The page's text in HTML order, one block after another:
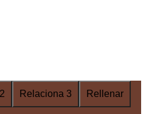
Relaciona 3 Rellenar